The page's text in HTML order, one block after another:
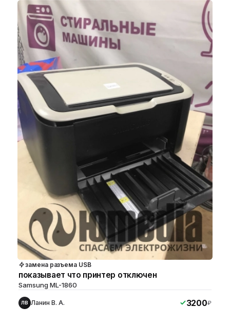
замена разъема USB
показывает что принтер отключен
Samsung ML-1860
ЛВ Ланин В. А. 3200₽